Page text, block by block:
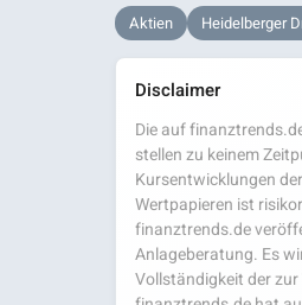
Aktien Heidelberger
Disclaimer
Die auf
stellen zu keinem
Kursentwicklungen
Wertpapieren ist
finanztrends.de
Anlageberatung. Es
Vollständigkeit der